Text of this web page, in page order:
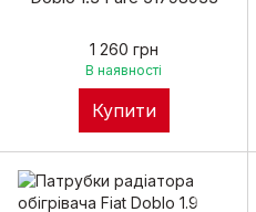
1 260 грн
В наявності
Купити